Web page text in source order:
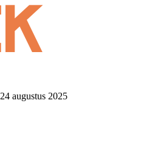
24 augustus 2025